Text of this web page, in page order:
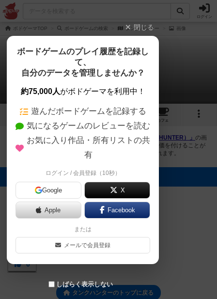
ログイン
ボドゲーマTOP ボードゲームの検索 タンクハンター 画像
タンクハンター
1件の画像
1 4
カフェ
ボドゲーマにログインすると、 「タンクハンター（TANK HUNTER）」 の画
像をアップロード出来たり、他のユーザーの投稿画像に評価を付けることが
できます。また、トップ6の画像は様々なページで表示されます。
トップに表示される画像
0
タンクハンターのトップに戻る
閉じる
ボードゲームのプレイ履歴を記録し
て、
自分のデータを管理しませんか？
約75,000人がボドゲーマを利用中！
遊んだボードゲームを記録する
気になるゲームのレビューを読む
お気に入り作品・所有リストの共
有
ログイン / 会員登録（10秒）
Google X
Apple Facebook
または
メールで会員登録
しばらく表示しない